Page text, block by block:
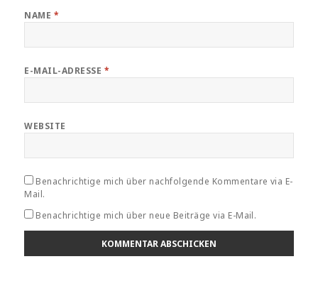
NAME *
E-MAIL-ADRESSE *
WEBSITE
Benachrichtige mich über nachfolgende Kommentare via E-
Mail.
Benachrichtige mich über neue Beiträge via E-Mail.